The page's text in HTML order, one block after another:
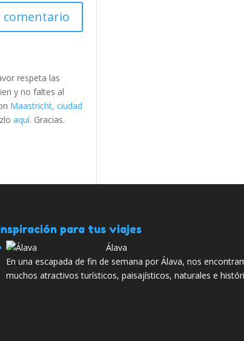
respeta las
y no faltes al
Maastricht, ciudad
aquí. Gracias.
para tus viajes
Álava
En una escapada de fin de semana por Álava, nos
muchos atractivos turísticos, paisajísticos, naturales e